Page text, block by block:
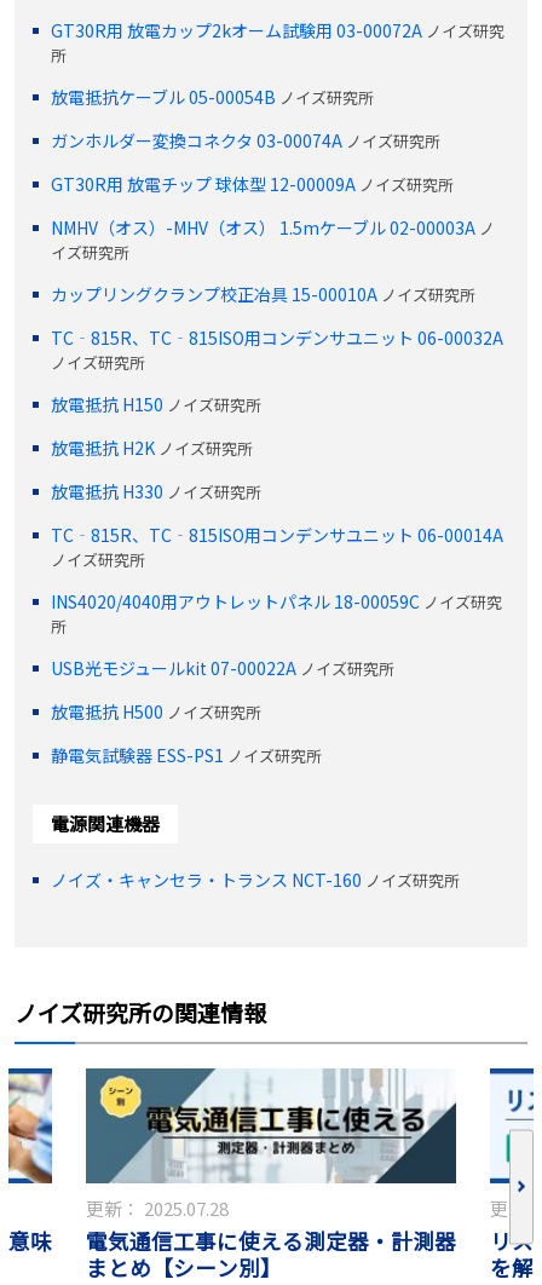
GT30R用 放電カップ2kオーム試験用 03-00072A ノイズ研究
所
放電抵抗ケーブル 05-00054B ノイズ研究所
ガンホルダー変換コネクタ 03-00074A ノイズ研究所
GT30R用 放電チップ 球体型 12-00009A ノイズ研究所
NMHV（オス）-MHV（オス） 1.5mケーブル 02-00003A ノ
イズ研究所
カップリングクランプ校正冶具 15-00010A ノイズ研究所
TC‐815R、TC‐815ISO用コンデンサユニット 06-00032A
ノイズ研究所
放電抵抗 H150 ノイズ研究所
放電抵抗 H2Kノイズ研究所
放電抵抗 H330 ノイズ研究所
TC‐815R、TC‐815ISO用コンデンサユニット 06-00014A
ノイズ研究所
INS4020/4040用アウトレットパネル 18-00059C ノイズ研究
所
USB光モジュールkit 07-00022A ノイズ研究所
放電抵抗 H500 ノイズ研究所
静電気試験器 ESS-PS1 ノイズ研究所
電源関連機器
ノイズ・キャンセラ・トランス NCT-160 ノイズ研究所
ノイズ研究所の関連情報
意味
更新： 2025.07.28
電気通信工事に使える測定器・計測器
まとめ【シーン別】
更新
リ
を解